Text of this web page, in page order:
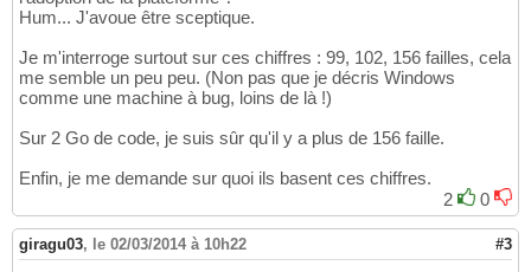
Hum... J'avoue être sceptique.
Je m'interroge surtout sur ces chiffres : 99, 102, 156 failles, cela
me semble un peu peu. (Non pas que je décris Windows
comme une machine à bug, loins de là !)
Sur 2 Go de code, je suis sûr qu'il y a plus de 156 faille.
Enfin, je me demande sur quoi ils basent ces chiffres.
2
0
giragu03, le 02/03/2014 à 10h22 #3